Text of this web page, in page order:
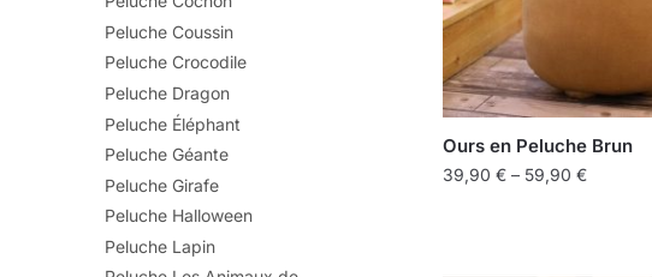
Ours en Peluche Brun
39,90 € – 59,90 €
Peluche Coussin
Peluche Crocodile
Peluche Dragon
Peluche Éléphant
Peluche Géante
Peluche Girafe
Peluche Halloween
Peluche Lapin